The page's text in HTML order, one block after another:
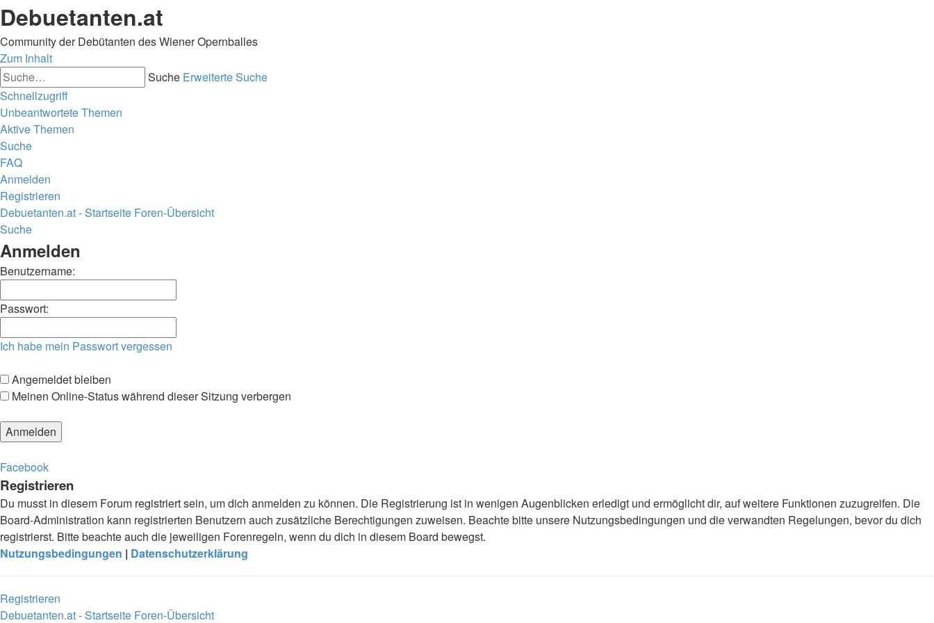
Debuetanten.at
Community der Debütanten des Wiener Opernballes
Zum Inhalt
Suche Erweiterte Suche
Schnellzugriff
Unbeantwortete Themen
Aktive Themen
Suche
FAQ
Anmelden
Registrieren
Debuetanten.at - Startseite Foren-Übersicht
Suche
Anmelden
Benutzername:
Passwort:
Ich habe mein Passwort vergessen
Angemeldet bleiben
Meinen Online-Status während dieser Sitzung verbergen
Facebook
Registrieren
Du musst in diesem Forum registriert sein, um dich anmelden zu können. Die Registrierung ist in wenigen Augenblicken erledigt und ermöglicht dir, auf weitere Funktionen zuzugreifen. Die
Board-Administration kann registrierten Benutzern auch zusätzliche Berechtigungen zuweisen. Beachte bitte unsere Nutzungsbedingungen und die verwandten Regelungen, bevor du dich
registrierst. Bitte beachte auch die jeweiligen Forenregeln, wenn du dich in diesem Board bewegst.
Nutzungsbedingungen | Datenschutzerklärung
Registrieren
Debuetanten.at - Startseite Foren-Übersicht